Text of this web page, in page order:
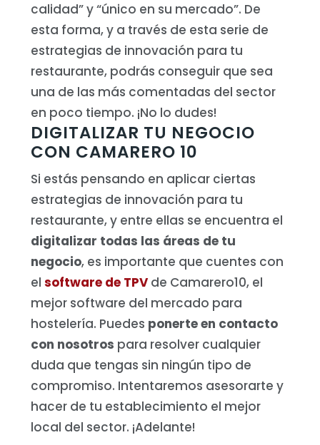
calidad” y “único en su mercado”. De
esta forma, y a través de esta serie de
estrategias de innovación para tu
restaurante, podrás conseguir que sea
una de las más comentadas del sector
en poco tiempo. ¡No lo dudes!
DIGITALIZAR TU NEGOCIO
CON CAMARERO 10
Si estás pensando en aplicar ciertas
estrategias de innovación para tu
restaurante, y entre ellas se encuentra el
digitalizar todas las áreas de tu
negocio, es importante que cuentes con
elsoftware de TPV de Camarero10, el
mejor software del mercado para
hostelería. Puedes ponerte en contacto
con nosotros para resolver cualquier
duda que tengas sin ningún tipo de
compromiso. Intentaremos asesorarte y
hacer de tu establecimiento el mejor
local del sector. ¡Adelante!